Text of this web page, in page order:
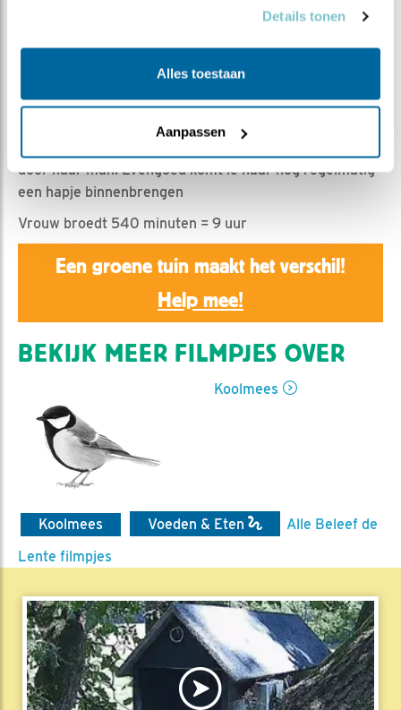
Details tonen
Alles toestaan
Aanpassen
Nella | Geplaatst op 10 april 2019, 8:03 |
Vandaag de derde broeddag. Vrouw gaat regelmatig
door haar man. Evengoed komt ie haar nog regelmatig
een hapje binnenbrengen
Vrouw broedt 540 minuten = 9 uur
Een groene tuin maakt het verschil!
Help mee!
BEKIJK MEER FILMPJES OVER
Koolmees
Koolmees Voeden & Eten
Alle Beleef de
Lente filmpjes